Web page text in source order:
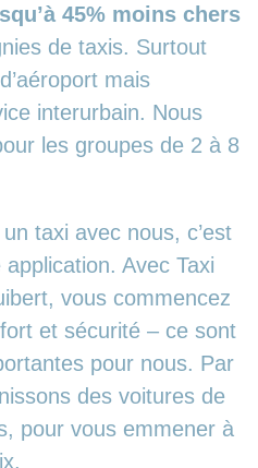
45% moins chers
de taxis. Surtout
mais
interurbain. Nous
les groupes de 2 à 8
taxi avec nous, c’est
Avec Taxi
vous commencez
et sécurité – ce sont
pour nous. Par
des voitures de
pour vous emmener à